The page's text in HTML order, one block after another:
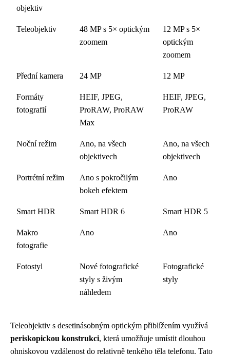
objektiv
Teleobjektiv
48 MP s 5× optickým
zoomem
12 MP s 5×
optickým
zoomem
Přední kamera 24 MP 12 MP
Formáty
fotografií
HEIF, JPEG,
ProRAW, ProRAW
Max
HEIF, JPEG,
ProRAW
Noční režim
Ano, na všech
objektivech
Ano, na všech
objektivech
Portrétní režim
Ano s pokročilým
bokeh efektem
Ano
Smart HDR Smart HDR 6 Smart HDR 5
Makro
fotografie
Ano Ano
Fotostyl
Nové fotografické
styly s živým
náhledem
Fotografické
styly
Teleobjektiv s desetinásobným optickým přiblížením využívá
periskopickou konstrukci, která umožňuje umístit dlouhou
ohniskovou vzdálenost do relativně tenkého těla telefonu. Tato